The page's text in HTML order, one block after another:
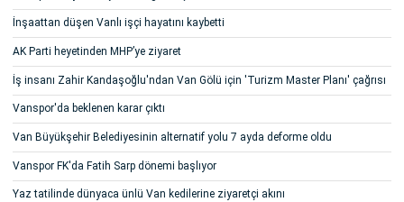
İnşaattan düşen Vanlı işçi hayatını kaybetti
AK Parti heyetinden MHP’ye ziyaret
İş insanı Zahir Kandaşoğlu'ndan Van Gölü için 'Turizm Master Planı' çağrısı
Vanspor'da beklenen karar çıktı
Van Büyükşehir Belediyesinin alternatif yolu 7 ayda deforme oldu
Vanspor FK'da Fatih Sarp dönemi başlıyor
Yaz tatilinde dünyaca ünlü Van kedilerine ziyaretçi akını